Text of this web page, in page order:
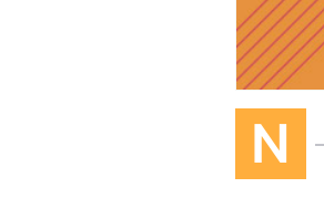
N